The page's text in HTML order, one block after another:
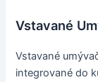
Vstavané
Vstavané
integrované do